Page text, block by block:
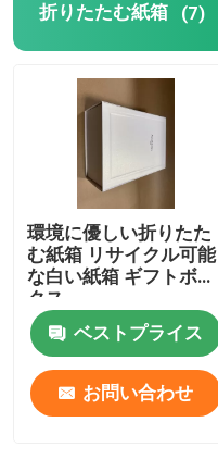
折りたたむ紙箱 (7)
環境に優しい折りたた
む紙箱 リサイクル可能
な白い紙箱 ギフトボッ
クス
ベストプライス
お問い合わせ